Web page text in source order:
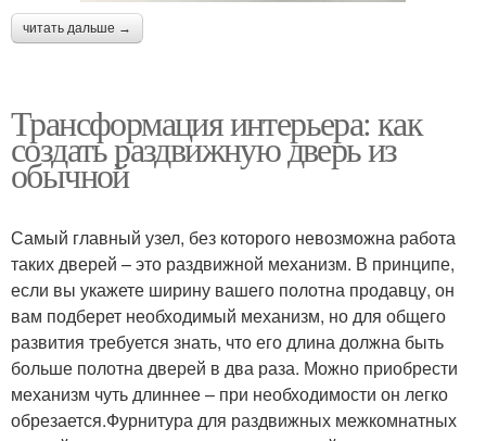
читать дальше →
Трансформация интерьера: как
создать раздвижную дверь из
обычной
Самый главный узел, без которого невозможна работа
таких дверей – это раздвижной механизм. В принципе,
если вы укажете ширину вашего полотна продавцу, он
вам подберет необходимый механизм, но для общего
развития требуется знать, что его длина должна быть
больше полотна дверей в два раза. Можно приобрести
механизм чуть длиннее – при необходимости он легко
обрезается.Фурнитура для раздвижных межкомнатных